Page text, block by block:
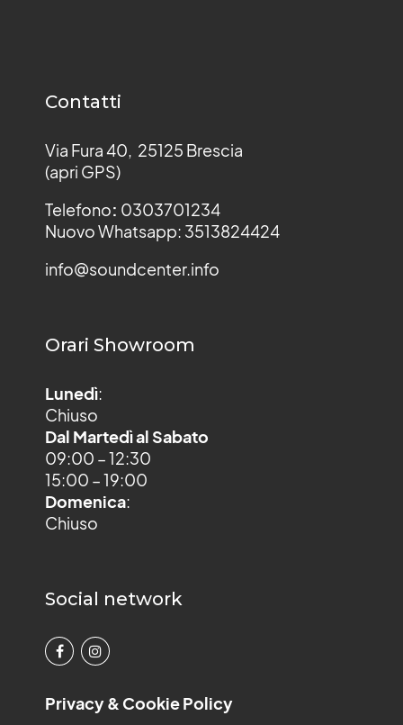
Contatti
Via Fura 40, 25125 Brescia
(apri GPS)
Telefono: 0303701234
Nuovo Whatsapp: 3513824424
info@soundcenter.info
Orari Showroom
Lunedì:
Chiuso
Dal Martedì al Sabato
09:00 – 12:30
15:00 – 19:00
Domenica:
Chiuso
Social network
Privacy & Cookie Policy